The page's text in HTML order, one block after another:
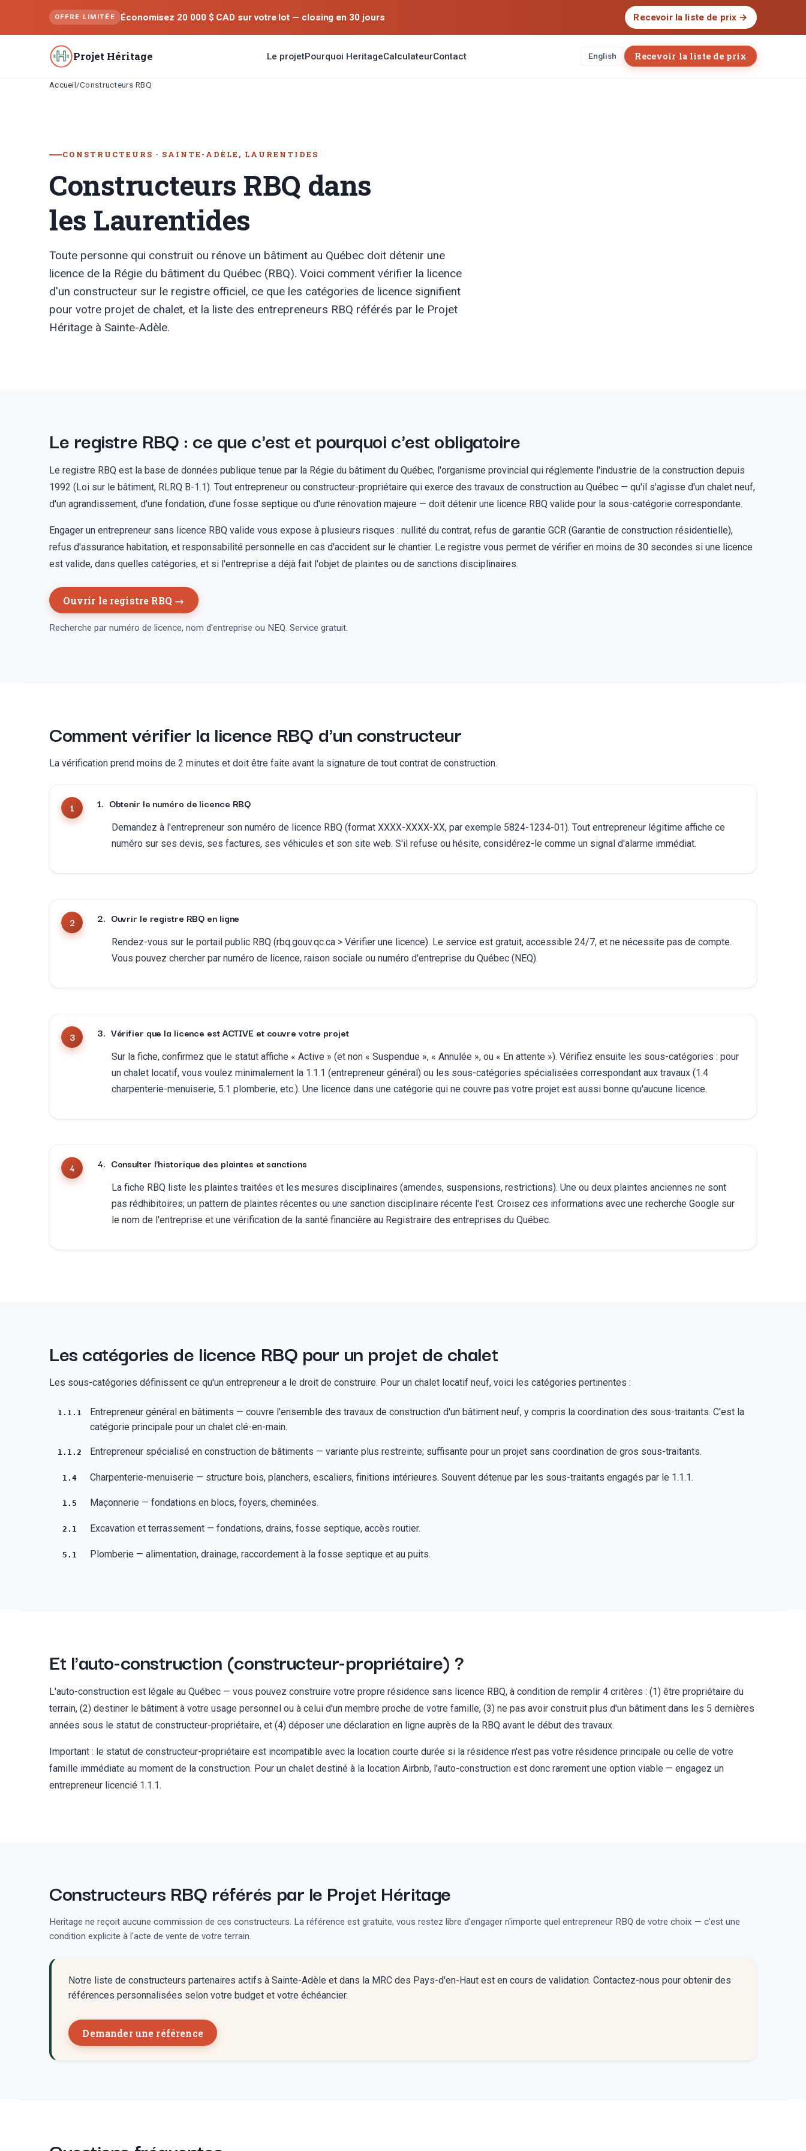
OFFRE LIMITÉE Économisez 20 000 $ CAD sur votre lot — closing en 30 jours Recevoir la liste de prix →
Projet Héritage Le projetPourquoi HeritageCalculateurContact English Recevoir la liste de prix
Accueil/Constructeurs RBQ
CONSTRUCTEURS · SAINTE-ADÈLE, LAURENTIDES
Constructeurs RBQ dans
les Laurentides
Toute personne qui construit ou rénove un bâtiment au Québec doit détenir une
licence de la Régie du bâtiment du Québec (RBQ). Voici comment vérifier la licence
d'un constructeur sur le registre officiel, ce que les catégories de licence signifient
pour votre projet de chalet, et la liste des entrepreneurs RBQ référés par le Projet
Héritage à Sainte-Adèle.
Le registre RBQ : ce que c'est et pourquoi c'est obligatoire
Le registre RBQ est la base de données publique tenue par la Régie du bâtiment du Québec, l'organisme provincial qui réglemente l'industrie de la construction depuis
1992 (Loi sur le bâtiment, RLRQ B-1.1). Tout entrepreneur ou constructeur-propriétaire qui exerce des travaux de construction au Québec — qu'il s'agisse d'un chalet neuf,
d'un agrandissement, d'une fondation, d'une fosse septique ou d'une rénovation majeure — doit détenir une licence RBQ valide pour la sous-catégorie correspondante.
Engager un entrepreneur sans licence RBQ valide vous expose à plusieurs risques : nullité du contrat, refus de garantie GCR (Garantie de construction résidentielle),
refus d'assurance habitation, et responsabilité personnelle en cas d'accident sur le chantier. Le registre vous permet de vérifier en moins de 30 secondes si une licence
est valide, dans quelles catégories, et si l'entreprise a déjà fait l'objet de plaintes ou de sanctions disciplinaires.
Ouvrir le registre RBQ →
Recherche par numéro de licence, nom d'entreprise ou NEQ. Service gratuit.
Comment vérifier la licence RBQ d'un constructeur
La vérification prend moins de 2 minutes et doit être faite avant la signature de tout contrat de construction.
1. Obtenir le numéro de licence RBQ
Demandez à l'entrepreneur son numéro de licence RBQ (format XXXX-XXXX-XX, par exemple 5824-1234-01). Tout entrepreneur légitime affiche ce
numéro sur ses devis, ses factures, ses véhicules et son site web. S'il refuse ou hésite, considérez-le comme un signal d'alarme immédiat.
2. Ouvrir le registre RBQ en ligne
Rendez-vous sur le portail public RBQ (rbq.gouv.qc.ca > Vérifier une licence). Le service est gratuit, accessible 24/7, et ne nécessite pas de compte.
Vous pouvez chercher par numéro de licence, raison sociale ou numéro d'entreprise du Québec (NEQ).
3. Vérifier que la licence est ACTIVE et couvre votre projet
Sur la fiche, confirmez que le statut affiche « Active » (et non « Suspendue », « Annulée », ou « En attente »). Vérifiez ensuite les sous-catégories : pour
un chalet locatif, vous voulez minimalement la 1.1.1 (entrepreneur général) ou les sous-catégories spécialisées correspondant aux travaux (1.4
charpenterie-menuiserie, 5.1 plomberie, etc.). Une licence dans une catégorie qui ne couvre pas votre projet est aussi bonne qu'aucune licence.
4. Consulter l'historique des plaintes et sanctions
La fiche RBQ liste les plaintes traitées et les mesures disciplinaires (amendes, suspensions, restrictions). Une ou deux plaintes anciennes ne sont
pas rédhibitoires; un pattern de plaintes récentes ou une sanction disciplinaire récente l'est. Croisez ces informations avec une recherche Google sur
le nom de l'entreprise et une vérification de la santé financière au Registraire des entreprises du Québec.
Les catégories de licence RBQ pour un projet de chalet
Les sous-catégories définissent ce qu'un entrepreneur a le droit de construire. Pour un chalet locatif neuf, voici les catégories pertinentes :
1.1.1
Entrepreneur général en bâtiments — couvre l'ensemble des travaux de construction d'un bâtiment neuf, y compris la coordination des sous-traitants. C'est la
catégorie principale pour un chalet clé-en-main.
1.1.2 Entrepreneur spécialisé en construction de bâtiments — variante plus restreinte; suffisante pour un projet sans coordination de gros sous-traitants.
1.4 Charpenterie-menuiserie — structure bois, planchers, escaliers, finitions intérieures. Souvent détenue par les sous-traitants engagés par le 1.1.1.
1.5 Maçonnerie — fondations en blocs, foyers, cheminées.
2.1 Excavation et terrassement — fondations, drains, fosse septique, accès routier.
5.1 Plomberie — alimentation, drainage, raccordement à la fosse septique et au puits.
Et l'auto-construction (constructeur-propriétaire) ?
L'auto-construction est légale au Québec — vous pouvez construire votre propre résidence sans licence RBQ, à condition de remplir 4 critères : (1) être propriétaire du
terrain, (2) destiner le bâtiment à votre usage personnel ou à celui d'un membre proche de votre famille, (3) ne pas avoir construit plus d'un bâtiment dans les 5 dernières
années sous le statut de constructeur-propriétaire, et (4) déposer une déclaration en ligne auprès de la RBQ avant le début des travaux.
Important : le statut de constructeur-propriétaire est incompatible avec la location courte durée si la résidence n'est pas votre résidence principale ou celle de votre
famille immédiate au moment de la construction. Pour un chalet destiné à la location Airbnb, l'auto-construction est donc rarement une option viable — engagez un
entrepreneur licencié 1.1.1.
Constructeurs RBQ référés par le Projet Héritage
Heritage ne reçoit aucune commission de ces constructeurs. La référence est gratuite, vous restez libre d'engager n'importe quel entrepreneur RBQ de votre choix — c'est une
condition explicite à l'acte de vente de votre terrain.
Notre liste de constructeurs partenaires actifs à Sainte-Adèle et dans la MRC des Pays-d'en-Haut est en cours de validation. Contactez-nous pour obtenir des
références personnalisées selon votre budget et votre échéancier.
Demander une référence